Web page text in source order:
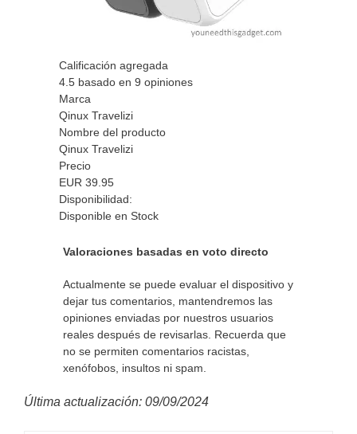
Calificación agregada
4.5 basado en 9 opiniones
Marca
Qinux Travelizi
Nombre del producto
Qinux Travelizi
Precio
EUR 39.95
Disponibilidad:
Disponible en Stock
Valoraciones basadas en voto directo
Actualmente se puede evaluar el dispositivo y
dejar tus comentarios, mantendremos las
opiniones enviadas por nuestros usuarios
reales después de revisarlas. Recuerda que
no se permiten comentarios racistas,
xenófobos, insultos ni spam.
Última actualización: 09/09/2024